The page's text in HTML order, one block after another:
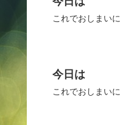
これでおしまい
今日は
これでおしまい